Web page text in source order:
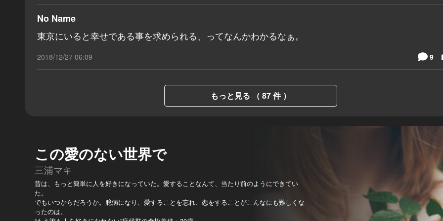
No Name
東京にいると幸せである事を求められる、ってなんかわかるなぁ。
2018/12/27 06:09 9
もっと見る （ 87 件 ）
この愛のない世界で
三浦マキ
昔は、もっと簡単に人を好きになっていた。愛することなんて、当たり前のようにできてい
た。
でもいつからだろうか。臆病になり、愛することを忘れ、恋をすることがこんなにも難しくな
ったのは。